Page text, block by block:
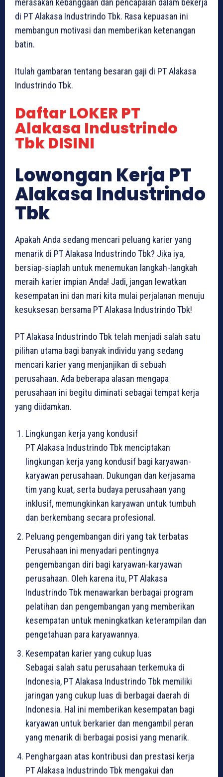
merasakan kebanggaan dan pencapaian dalam bekerja
di PT Alakasa Industrindo Tbk. Rasa kepuasan ini
membangun motivasi dan memberikan ketenangan
batin.
Itulah gambaran tentang besaran gaji di PT Alakasa
Industrindo Tbk.
Daftar LOKER PT
Alakasa Industrindo
Tbk DISINI
Lowongan Kerja PT
Alakasa Industrindo
Tbk
Apakah Anda sedang mencari peluang karier yang
menarik di PT Alakasa Industrindo Tbk? Jika iya,
bersiap-siaplah untuk menemukan langkah-langkah
meraih karier impian Anda! Jadi, jangan lewatkan
kesempatan ini dan mari kita mulai perjalanan menuju
kesuksesan bersama PT Alakasa Industrindo Tbk!
PT Alakasa Industrindo Tbk telah menjadi salah satu
pilihan utama bagi banyak individu yang sedang
mencari karier yang menjanjikan di sebuah
perusahaan. Ada beberapa alasan mengapa
perusahaan ini begitu diminati sebagai tempat kerja
yang diidamkan.
Lingkungan kerja yang kondusif
PT Alakasa Industrindo Tbk menciptakan
lingkungan kerja yang kondusif bagi karyawan-
karyawan perusahaan. Dukungan dan kerjasama
tim yang kuat, serta budaya perusahaan yang
inklusif, memungkinkan karyawan untuk tumbuh
dan berkembang secara profesional.
Peluang pengembangan diri yang tak terbatas
Perusahaan ini menyadari pentingnya
pengembangan diri bagi karyawan-karyawan
perusahaan. Oleh karena itu, PT Alakasa
Industrindo Tbk menawarkan berbagai program
pelatihan dan pengembangan yang memberikan
kesempatan untuk meningkatkan keterampilan dan
pengetahuan para karyawannya.
Kesempatan karier yang cukup luas
Sebagai salah satu perusahaan terkemuka di
Indonesia, PT Alakasa Industrindo Tbk memiliki
jaringan yang cukup luas di berbagai daerah di
Indonesia. Hal ini memberikan kesempatan bagi
karyawan untuk berkarier dan mengambil peran
yang menarik di berbagai posisi yang menarik.
Penghargaan atas kontribusi dan prestasi kerja
PT Alakasa Industrindo Tbk mengakui dan